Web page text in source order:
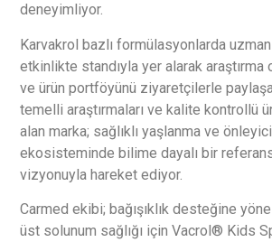
deneyimliyor.
Karvakrol bazlı formülasyonlarda
etkinlikte standıyla yer alarak araştırma
ve ürün portföyünü ziyaretçilerle
temelli araştırmaları ve kalite kontrollü
alan marka; sağlıklı yaşlanma ve
ekosisteminde bilime dayalı bir
vizyonuyla hareket ediyor.
Carmed ekibi; bağışıklık desteğine
üst solunum sağlığı için Vacrol® Kids